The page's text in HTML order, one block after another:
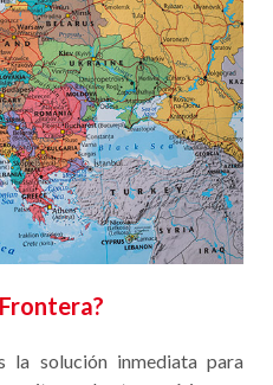
la solución inmediata para